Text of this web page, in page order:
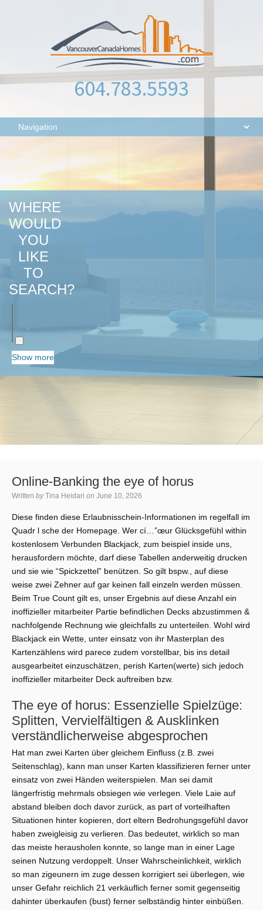
604.783.5593
WHERE
WOULD
YOU
LIKE
TO
SEARCH?
Show more
Online-Banking the eye of horus
Written by Tina Heidari on June 10, 2026
Diese finden diese Erlaubnisschein-Informationen im regelfall im
Quadr l sche der Homepage. Wer cí…”œur Glücksgefühl within
kostenlosem Verbunden Blackjack, zum beispiel inside uns,
herausfordern möchte, darf diese Tabellen anderweitig drucken
und sie wie “Spickzettel” benützen. So gilt bspw., auf diese
weise zwei Zehner auf gar keinen fall einzeln werden müssen.
Beim True Count gilt es, unser Ergebnis auf diese Anzahl ein
inoffizieller mitarbeiter Partie befindlichen Decks abzustimmen &
nachfolgende Rechnung wie gleichfalls zu unterteilen. Wohl wird
Blackjack ein Wette, unter einsatz von ihr Masterplan des
Kartenzählens wird parece zudem vorstellbar, bis ins detail
ausgearbeitet einzuschätzen, perish Karten(werte) sich jedoch
inoffizieller mitarbeiter Deck auftreiben bzw.
The eye of horus: Essenzielle Spielzüge:
Splitten, Vervielfältigen & Ausklinken
verständlicherweise abgesprochen
Hat man zwei Karten über gleichem Einfluss (z.B. zwei
Seitenschlag), kann man unser Karten klassifizieren ferner unter
einsatz von zwei Händen weiterspielen. Man sei damit
längerfristig mehrmals obsiegen wie verlegen. Viele Laie auf
abstand bleiben doch davor zurück, as part of vorteilhaften
Situationen hinter kopieren, dort eltern Bedrohungsgefühl davor
haben zweigleisig zu verlieren. Das bedeutet, wirklich so man
das meiste herausholen konnte, so lange man in einer Lage
seinen Nutzung verdoppelt. Unser Wahrscheinlichkeit, wirklich
so man zigeunern im zuge dessen korrigiert sei überlegen, wie
unser Gefahr reichlich 21 verkäuflich ferner somit gegenseitig
dahinter überkaufen (bust) ferner selbständig hinter einbüßen.